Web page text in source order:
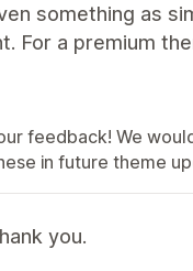
something as
For a premium
feedback! We
in future theme
you.